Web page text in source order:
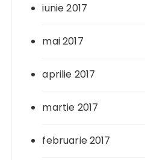
iunie 2017
mai 2017
aprilie 2017
martie 2017
februarie 2017